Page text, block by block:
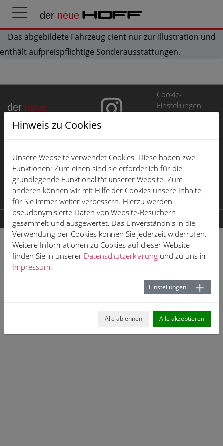
der neue HOFF
Das abgebildete Fahrzeug dient nur zur Illustration und
enthält aufpreispflichtige Sonderausstattungen.
der neue
HOFF
Cookie-
Einstellungen
Datenschutz
Öffnungszeiten
Karriere
© 2026 der neue HOFF
Hinweis zu Cookies
Unsere Webseite verwendet Cookies. Diese haben zwei
Funktionen: Zum einen sind sie erforderlich für die
grundlegende Funktionalität unserer Website. Zum
anderen können wir mit Hilfe der Cookies unsere Inhalte
für Sie immer weiter verbessern. Hierzu werden
pseudonymisierte Daten von Website-Besuchern
gesammelt und ausgewertet. Das Einverständnis in die
Verwendung der Cookies können Sie jederzeit widerrufen.
Weitere Informationen zu Cookies auf dieser Website
finden Sie in unserer Datenschutzerklärung und zu uns im
Impressum.
Einstellungen
Alle ablehnen Alle akzeptieren